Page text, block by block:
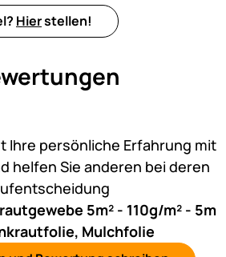
Hierstellen!
Ihre persönliche Erfahrung mit
helfen Sie anderen bei deren
5m² - 110g/m² - 5m
Mulchfolie